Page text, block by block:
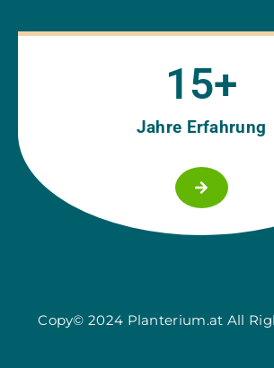
Jahre Erfahrung
15+
Copy© 2024 Planterium.at All